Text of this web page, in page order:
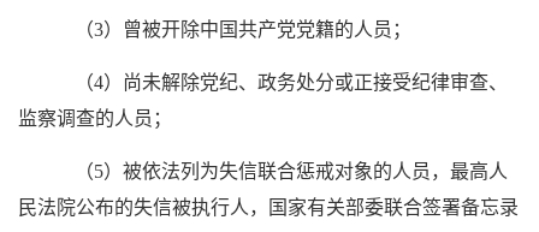
（3）曾被开除中国共产党党籍的人员；
（4）尚未解除党纪、政务处分或正接受纪律审查、
监察调查的人员；
（5）被依法列为失信联合惩戒对象的人员，最高人
民法院公布的失信被执行人，国家有关部委联合签署备忘录